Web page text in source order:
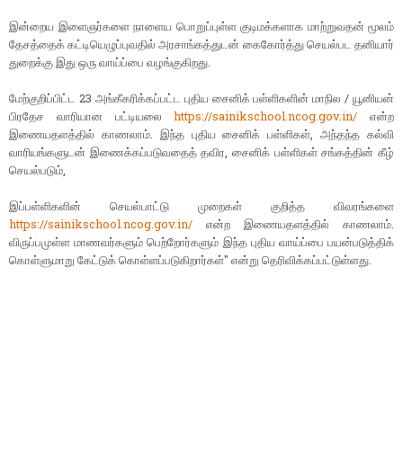
இன்றைய இளைஞர்களை நாளைய பொறுப்புள்ள குடிமக்களாக மாற்றுவதன் மூலம்
தேசத்தைக் கட்டியெழுப்புவதில் அரசாங்கத்துடன் கைகோர்த்து செயல்பட தனியார்
துறைக்கு இது ஒரு வாய்ப்பை வழங்குகிறது.
மேற்குறிப்பிட்ட 23 அங்கீகரிக்கப்பட்ட புதிய சைனிக் பள்ளிகளின் மாநில / யூனியன்
பிரதேச வாரியான பட்டியலைhttps://sainikschool.ncog.gov.in/ என்ற
இணையதளத்தில் காணலாம். இந்த புதிய சைனிக் பள்ளிகள், அந்தந்த கல்வி
வாரியங்களுடன் இணைக்கப்படுவதைத் தவிர, சைனிக் பள்ளிகள் சங்கத்தின் கீழ்
செயல்படும்,
இப்பள்ளிகளின் செயல்பாட்டு முறைகள் குறித்த விவரங்களை
https://sainikschool.ncog.gov.in/ என்ற இணையதளத்தில் காணலாம்.
விருப்பமுள்ள மாணவர்களும் பெற்றோர்களும் இந்த புதிய வாய்ப்பை பயன்படுத்திக்
கொள்ளுமாறு கேட்டுக் கொள்ளப்படுகிறார்கள்" என்று தெரிவிக்கப்பட்டுள்ளது.